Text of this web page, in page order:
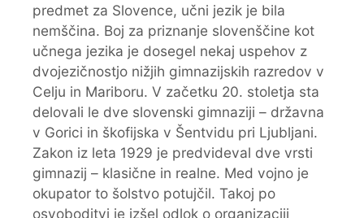
predmet za Slovence, učni jezik je bila
nemščina. Boj za priznanje slovenščine kot
učnega jezika je dosegel nekaj uspehov z
dvojezičnostjo nižjih gimnazijskih razredov v
Celju in Mariboru. V začetku 20. stoletja sta
delovali le dve slovenski gimnaziji – državna
v Gorici in škofijska v Šentvidu pri Ljubljani.
Zakon iz leta 1929 je predvideval dve vrsti
gimnazij – klasične in realne. Med vojno je
okupator to šolstvo potujčil. Takoj po
osvoboditvi je izšel odlok o organizaciji